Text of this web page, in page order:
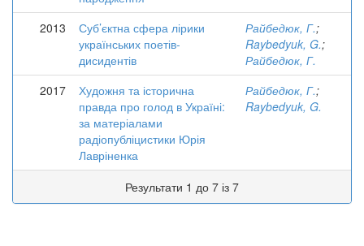
2013
Суб’єктна сфера лірики
українських поетів-
дисидентів
Райбедюк, Г.;
Raybedyuk, G.;
Райбедюк, Г.
2017
Художня та історична
правда про голод в Україні:
за матеріалами
радіопубліцистики Юрія
Лавріненка
Райбедюк, Г.;
Raybedyuk, G.
Результати 1 до 7 із 7